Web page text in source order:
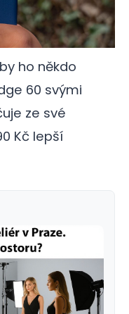
ho někdo
60 svými
ze své
Kč lepší